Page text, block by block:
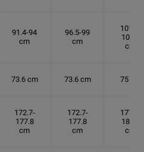
91.4-94
cm
96.5-99
cm
101.6-
104.1
cm
73.6 cm 73.6 cm 75 cm
172.7-
177.8
cm
172.7-
177.8
cm
177.8-
182.9
cm